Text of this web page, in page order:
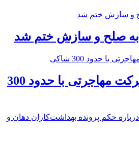
کلاهبرداری یک شرکت مهاجرتی با حدود 300